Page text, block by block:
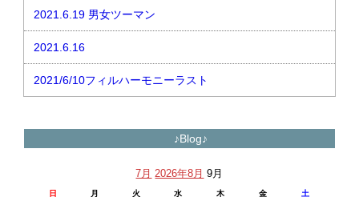
2021.6.19 男女ツーマン
2021.6.16
2021/6/10フィルハーモニーラスト
♪Blog♪
7月 2026年8月 9月
日 月 火 水 木 金 土